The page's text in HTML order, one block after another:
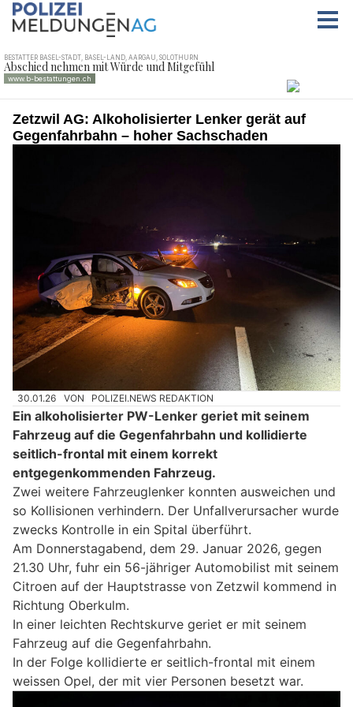
Zetzwil AG: Alkoholisierter Lenker gerät auf
Gegenfahrbahn – hoher Sachschaden
30.01.26 VON POLIZEI.NEWS REDAKTION
Ein alkoholisierter PW-Lenker geriet mit seinem
Fahrzeug auf die Gegenfahrbahn und kollidierte
seitlich-frontal mit einem korrekt
entgegenkommenden Fahrzeug.
Zwei weitere Fahrzeuglenker konnten ausweichen und
so Kollisionen verhindern. Der Unfallverursacher wurde
zwecks Kontrolle in ein Spital überführt.
Am Donnerstagabend, dem 29. Januar 2026, gegen
21.30 Uhr, fuhr ein 56-jähriger Automobilist mit seinem
Citroen auf der Hauptstrasse von Zetzwil kommend in
Richtung Oberkulm.
In einer leichten Rechtskurve geriet er mit seinem
Fahrzeug auf die Gegenfahrbahn.
In der Folge kollidierte er seitlich-frontal mit einem
weissen Opel, der mit vier Personen besetzt war.